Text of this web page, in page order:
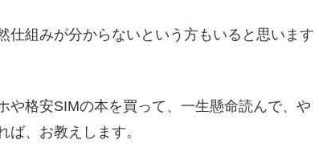
仕組みが分からないという方もいると思います
や格安SIMの本を買って、一生懸命読んで、や
、お教えします。